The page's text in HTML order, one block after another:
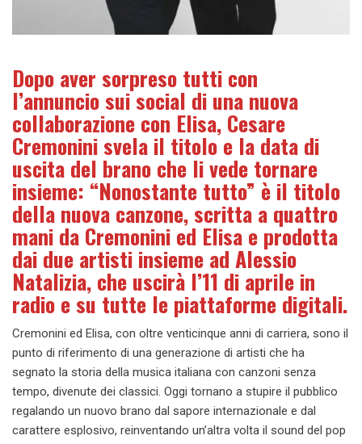
Dopo aver sorpreso tutti con
l’annuncio sui social di una nuova
collaborazione con Elisa, Cesare
Cremonini svela il titolo e la data di
uscita del brano che li vede tornare
insieme: “Nonostante tutto” è il titolo
della nuova canzone, scritta a quattro
mani da Cremonini ed Elisa e prodotta
dai due artisti insieme ad Alessio
Natalizia, che uscirà l’11 di aprile in
radio e su tutte le piattaforme digitali.
Cremonini ed Elisa, con oltre venticinque anni di carriera, sono il
punto di riferimento di una generazione di artisti che ha
segnato la storia della musica italiana con canzoni senza
tempo, divenute dei classici. Oggi tornano a stupire il pubblico
regalando un nuovo brano dal sapore internazionale e dal
carattere esplosivo, reinventando un’altra volta il sound del pop